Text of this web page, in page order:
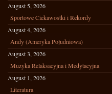
August 5, 2026
Sportowe Ciekawostki i Rekordy
August 4, 2026
Andy (Ameryka Południowa)
August 3, 2026
Muzyka Relaksacyjna i Medytacyjna
August 1, 2026
Literatura